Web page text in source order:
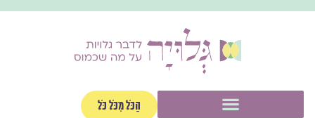
הַכֹּל מִכֹּל כֹּל